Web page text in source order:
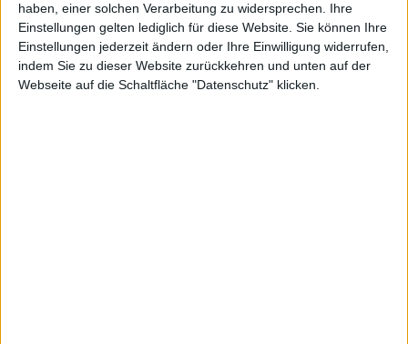
haben, einer solchen Verarbeitung zu widersprechen. Ihre
Einstellungen gelten lediglich für diese Website. Sie können Ihre
Einstellungen jederzeit ändern oder Ihre Einwilligung widerrufen,
indem Sie zu dieser Website zurückkehren und unten auf der
Webseite auf die Schaltfläche "Datenschutz" klicken.
App